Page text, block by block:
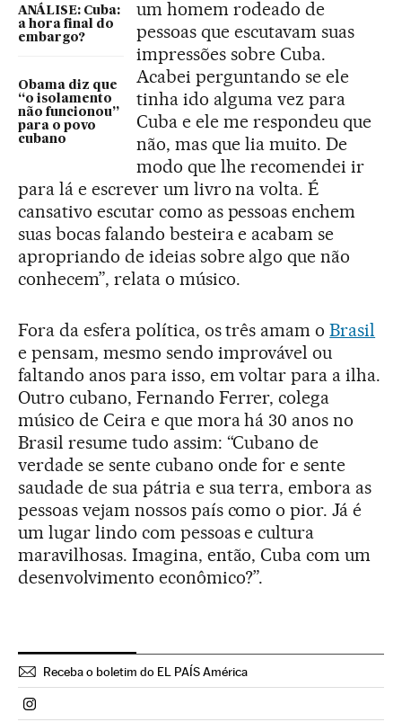
ANÁLISE: Cuba:
a hora final do
embargo?
Obama diz que
“o isolamento
não funcionou”
para o povo
cubano
um homem rodeado de
pessoas que escutavam suas
impressões sobre Cuba.
Acabei perguntando se ele
tinha ido alguma vez para
Cuba e ele me respondeu que
não, mas que lia muito. De
modo que lhe recomendei ir
para lá e escrever um livro na volta. É
cansativo escutar como as pessoas enchem
suas bocas falando besteira e acabam se
apropriando de ideias sobre algo que não
conhecem”, relata o músico.
Fora da esfera política, os três amam oBrasil
e pensam, mesmo sendo improvável ou
faltando anos para isso, em voltar para a ilha.
Outro cubano, Fernando Ferrer, colega
músico de Ceira e que mora há 30 anos no
Brasil resume tudo assim: “Cubano de
verdade se sente cubano onde for e sente
saudade de sua pátria e sua terra, embora as
pessoas vejam nossos país como o pior. Já é
um lugar lindo com pessoas e cultura
maravilhosas. Imagina, então, Cuba com um
desenvolvimento econômico?”.
Receba o boletim do EL PAÍS América
Politica El País Brasil en Instagram